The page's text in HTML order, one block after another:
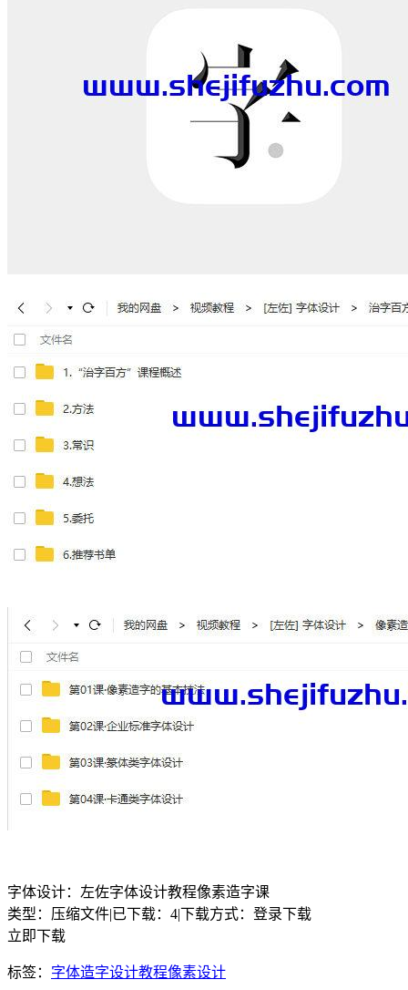
字体设计：左佐字体设计教程像素造字课
类型：压缩文件|已下载：4|下载方式：登录下载
立即下载
标签： 字体造字设计教程像素设计